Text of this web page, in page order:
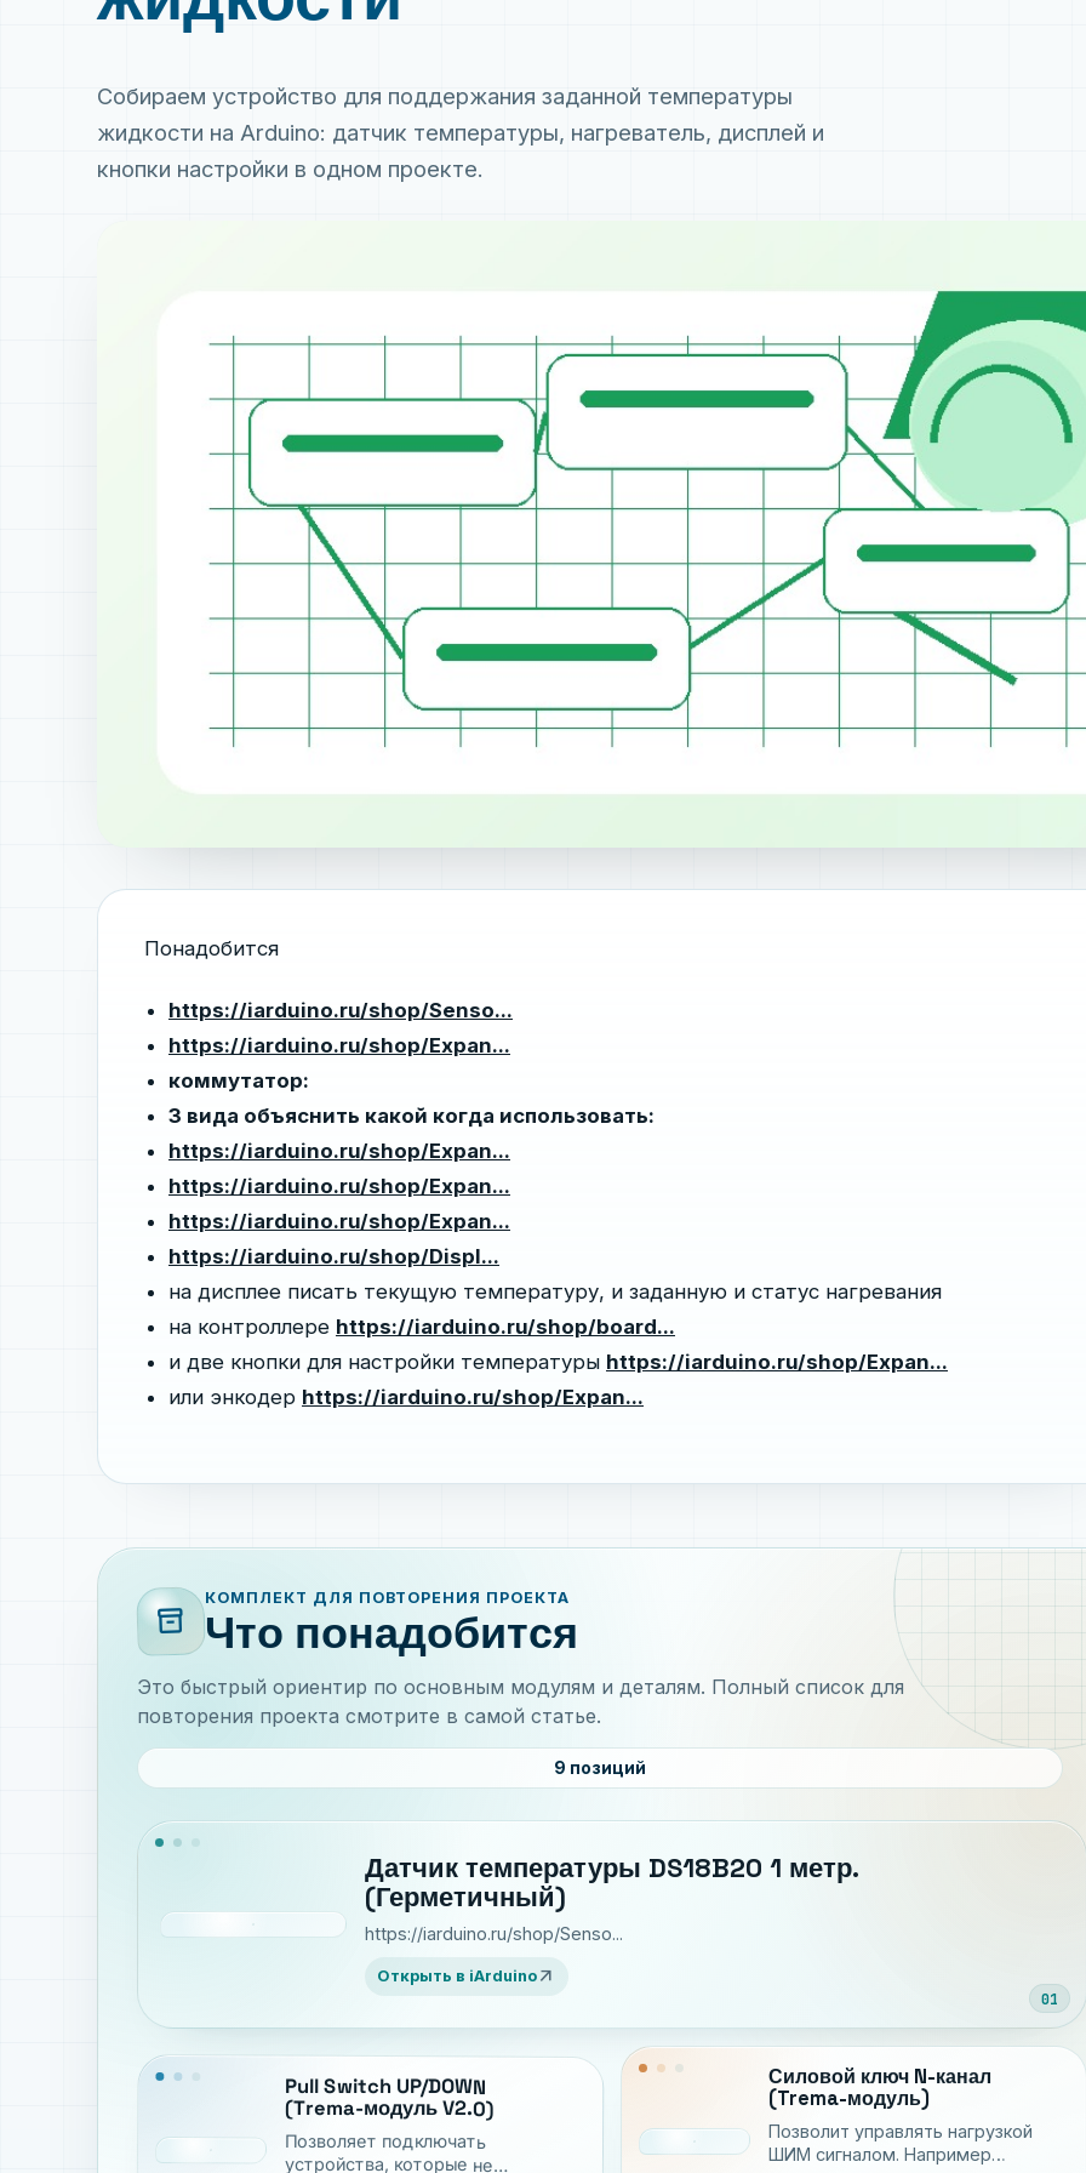
Собираем устройство для поддержания заданной температуры
жидкости на Arduino: датчик температуры, нагреватель, дисплей и
кнопки настройки в одном проекте.
Понадобится
https://iarduino.ru/shop/Senso...
https://iarduino.ru/shop/Expan...
коммутатор:
3 вида объяснить какой когда использовать:
https://iarduino.ru/shop/Expan...
https://iarduino.ru/shop/Expan...
https://iarduino.ru/shop/Expan...
https://iarduino.ru/shop/Displ...
на дисплее писать текущую температуру, и заданную и статус нагревания
на контроллере https://iarduino.ru/shop/board...
и две кнопки для настройки температуры https://iarduino.ru/shop/Expan...
или энкодер https://iarduino.ru/shop/Expan...
inventory_2
КОМПЛЕКТ ДЛЯ ПОВТОРЕНИЯ ПРОЕКТА
Что понадобится
Это быстрый ориентир по основным модулям и деталям. Полный список для
повторения проекта смотрите в самой статье.
9 позиций
01
Датчик температуры DS18B20 1 метр.
(Герметичный)
https://iarduino.ru/shop/Senso...
Открыть в iArduino arrow_outward
Pull Switch UP/DOWN
(Trema-модуль V2.0)
Позволяет подключать
устройства, которые не
Силовой ключ N-канал
(Trema-модуль)
Позволит управлять нагрузкой
ШИМ сигналом. Например